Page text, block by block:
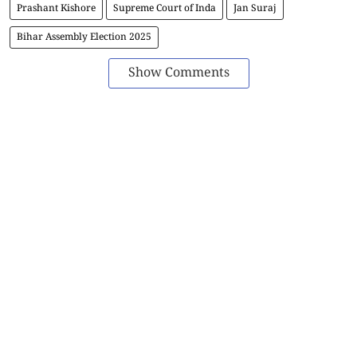
Prashant Kishore Supreme Court of Inda
Jan Suraj
Bihar Assembly Election 2025
Show Comments